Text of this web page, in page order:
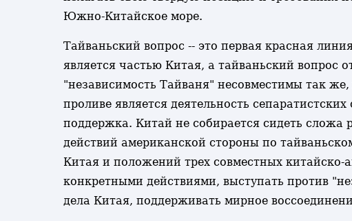
Южно-Китайское море.
Тайваньский вопрос -- это первая красная
является частью Китая, а тайваньский вопрос
"независимость Тайваня" несовместимы так
проливе является деятельность
поддержка. Китай не собирается сидеть сложа
действий американской стороны по
Китая и положений трех совместных
конкретными действиями, выступать против
дела Китая, поддерживать мирное